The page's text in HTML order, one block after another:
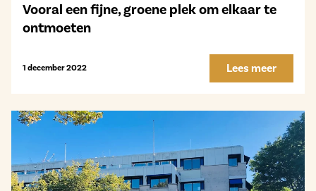
Vooral een fijne, groene plek om elkaar te
ontmoeten
1 december 2022 Lees meer